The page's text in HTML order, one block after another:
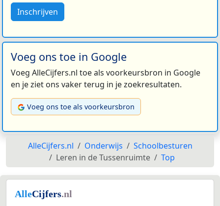
Inschrijven
Voeg ons toe in Google
Voeg AlleCijfers.nl toe als voorkeursbron in Google
en je ziet ons vaker terug in je zoekresultaten.
Voeg ons toe als voorkeursbron
AlleCijfers.nl Onderwijs
Schoolbesturen
Leren in de Tussenruimte
Top